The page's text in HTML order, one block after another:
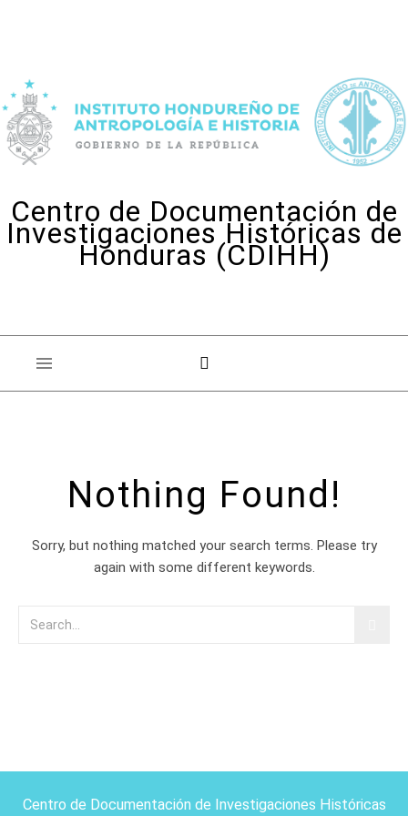
Centro de Documentación de
Investigaciones Históricas de
Honduras (CDIHH)
Nothing Found!
Sorry, but nothing matched your search terms. Please try
again with some different keywords.
Centro de Documentación de Investigaciones Históricas